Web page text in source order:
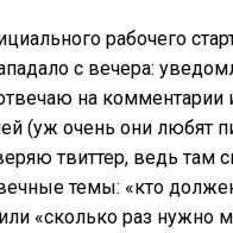
рабочего
с вечера:
на комментарии
(уж очень они любят
твиттер, ведь там
темы: «кто
«сколько раз нужно